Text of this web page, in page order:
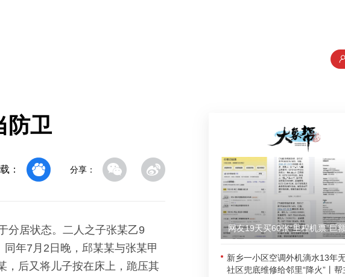
防卫
： 分享：
分居状态。二人之子张某乙9
年7月2日晚，邱某某与张某甲
，后又将儿子按在床上，跪压其
新乡一小区空调外机滴水13年
社区兜底维修给邻里“降火”丨帮